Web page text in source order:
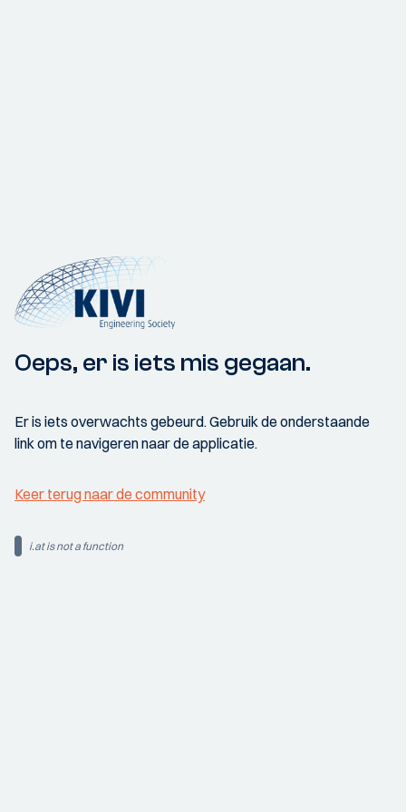
Oeps, er is iets mis gegaan.
Er is iets overwachts gebeurd. Gebruik de onderstaande
link om te navigeren naar de applicatie.
Keer terug naar de community
i.at is not a function